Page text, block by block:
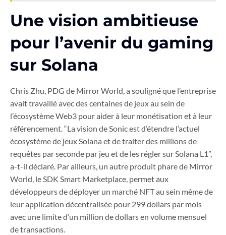
Une vision ambitieuse
pour l’avenir du gaming
sur Solana
Chris Zhu, PDG de Mirror World, a souligné que l’entreprise
avait travaillé avec des centaines de jeux au sein de
l’écosystème Web3 pour aider à leur monétisation et à leur
référencement. “La vision de Sonic est d’étendre l’actuel
écosystème de jeux Solana et de traiter des millions de
requêtes par seconde par jeu et de les régler sur Solana L1”,
a-t-il déclaré. Par ailleurs, un autre produit phare de Mirror
World, le SDK Smart Marketplace, permet aux
développeurs de déployer un marché NFT au sein même de
leur application décentralisée pour 299 dollars par mois
avec une limite d’un million de dollars en volume mensuel
de transactions.